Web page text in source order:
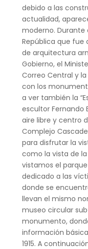
debido a las
actualidad,
moderno. Durante
República que fue
de arquitectura
Gobierno, el
Correo Central y
con los
a ver también la
escultor Fernando
aire libre y centro
Complejo
para disfrutar la
como la vista de la
vistamos el
dedicado a las
donde se
llevan el mismo
museo circular
monumento,
información
1915. A